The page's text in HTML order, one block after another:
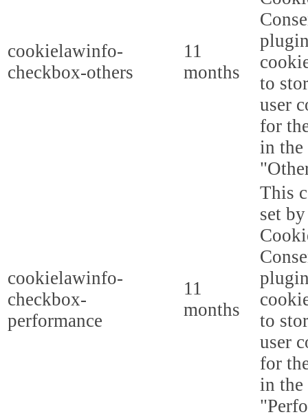
cookielawinfo-
checkbox-others
11
months
to
user
for
in the
cookielawinfo-
checkbox-
performance
11
months
This
set
to
user
for
in the